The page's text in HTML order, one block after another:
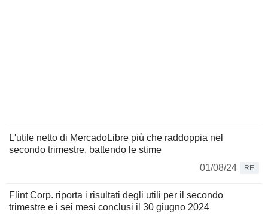
L'utile netto di MercadoLibre più che raddoppia nel
secondo trimestre, battendo le stime
01/08/24
RE
Flint Corp. riporta i risultati degli utili per il secondo
trimestre e i sei mesi conclusi il 30 giugno 2024